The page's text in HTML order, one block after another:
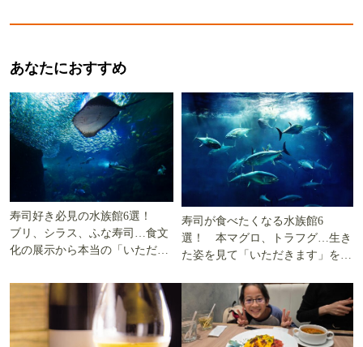
あなたにおすすめ
寿司好き必見の水族館6選！
ブリ、シラス、ふな寿司…食文
化の展示から本当の「いただき
寿司が食べたくなる水族館6
選！ 本マグロ、トラフグ…生き
た姿を見て「いただきます」を考